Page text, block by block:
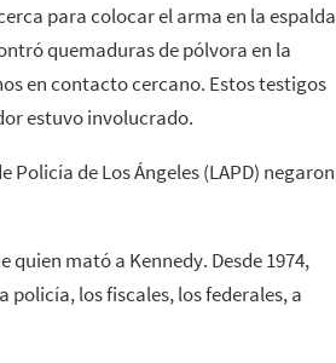
para colocar el arma en la espalda
quemaduras de pólvora en la
en contacto cercano. Estos testigos
estuvo involucrado.
Policía de Los Ángeles (LAPD) negaron
quien mató a Kennedy. Desde 1974,
los fiscales, los federales, a